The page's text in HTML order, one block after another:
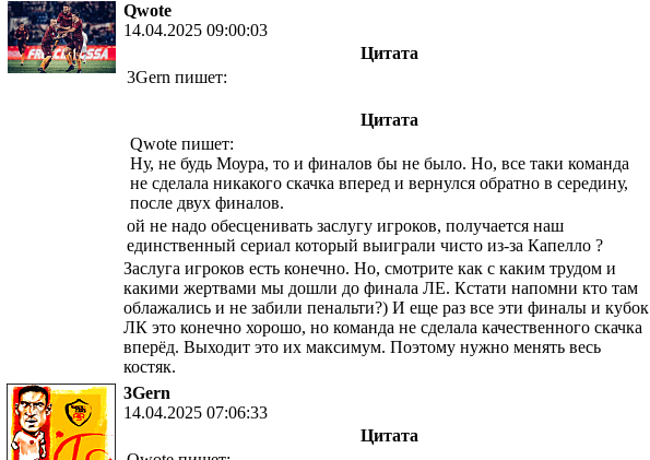
Qwote
14.04.2025 09:00:03
Цитата
3Gern пишет:
Цитата
Qwote пишет:
Ну, не будь Моура, то и финалов бы не было. Но, все таки команда
не сделала никакого скачка вперед и вернулся обратно в середину,
после двух финалов.
ой не надо обесценивать заслугу игроков, получается наш
единственный сериал который выиграли чисто из-за Капелло ?
Заслуга игроков есть конечно. Но, смотрите как с каким трудом и
какими жертвами мы дошли до финала ЛЕ. Кстати напомни кто там
облажались и не забили пенальти?) И еще раз все эти финалы и кубок
ЛК это конечно хорошо, но команда не сделала качественного скачка
вперёд. Выходит это их максимум. Поэтому нужно менять весь
костяк.
3Gern
14.04.2025 07:06:33
Цитата